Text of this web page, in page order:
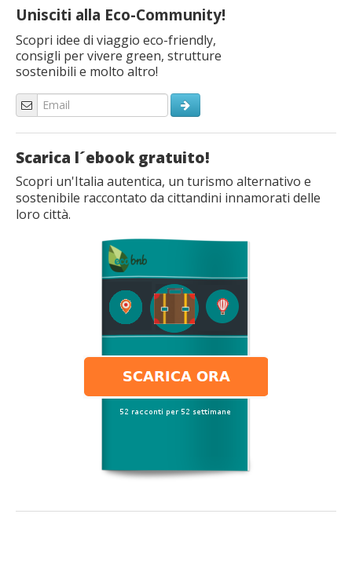
Unisciti alla Eco-Community!
Scopri idee di viaggio eco-friendly,
consigli per vivere green, strutture
sostenibili e molto altro!
Scarica l´ebook gratuito!
Scopri un'Italia autentica, un turismo alternativo e
sostenibile raccontato da cittandini innamorati delle
loro città.